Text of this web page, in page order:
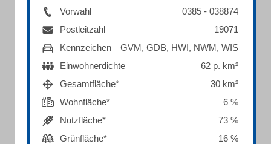
Vorwahl
0385 - 038874
Postleitzahl
19071
Kennzeichen
GVM, GDB, HWI, NWM, WIS
Einwohnerdichte
62 p. km²
Gesamtfläche*
30 km²
Wohnfläche*
6 %
Nutzfläche*
73 %
Grünfläche*
16 %